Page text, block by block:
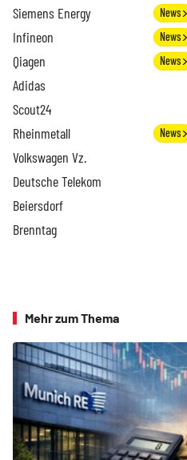
Siemens Energy News
Infineon News
Qiagen News
Adidas
Scout24
Rheinmetall News
Volkswagen Vz.
Deutsche Telekom
Beiersdorf
Brenntag
Mehr zum Thema